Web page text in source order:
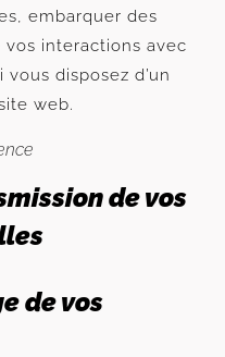
embarquer des
interactions avec
disposez d’un
web.
de vos
de vos